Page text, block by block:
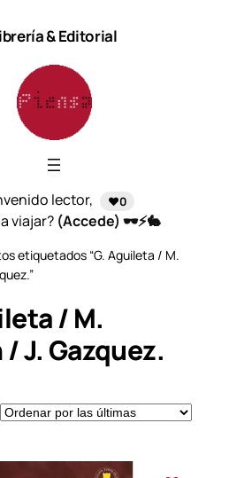
& Editorial
lector, ❤️0
viajar? (Accede) 🕶️⚡🐇
etiquetados “G. Aguileta / M.
/ M.
J. Gazquez.